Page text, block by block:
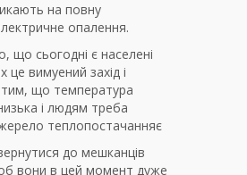
на повну
опалення.
що сьогодні є населені
це вимуений захід і
тим, що температура
і людям треба
теплопостачанняє
до мешканців
вони в цей момент дуже